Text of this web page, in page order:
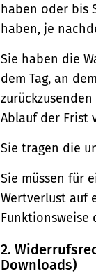
haben oder bis
haben, je
Sie haben die
dem Tag, an
Ablauf der Frist
Sie tragen die
Sie müssen für
Wertverlust auf
Funktionsweise
2.
Downloads)